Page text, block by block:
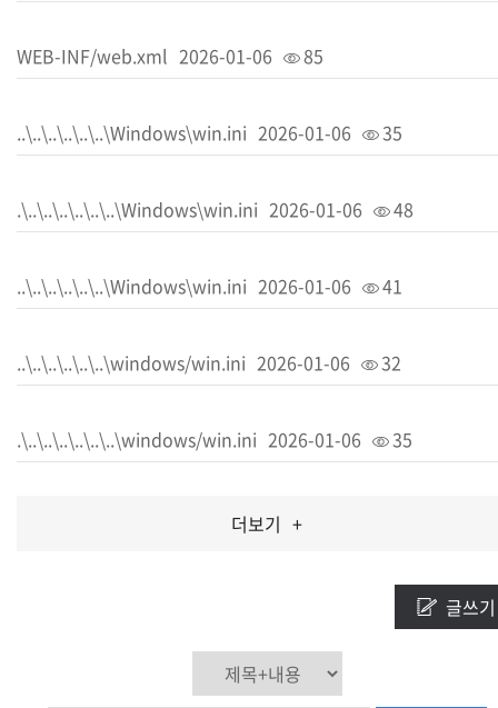
WEB-INF/web.xml 2026-01-06 85
..\..\..\..\..\..\Windows\win.ini 2026-01-06 35
.\..\..\..\..\..\..\Windows\win.ini 2026-01-06 48
..\..\..\..\..\..\Windows\win.ini 2026-01-06 41
..\..\..\..\..\..\windows/win.ini 2026-01-06 32
.\..\..\..\..\..\..\windows/win.ini 2026-01-06 35
더보기 +
글쓰기